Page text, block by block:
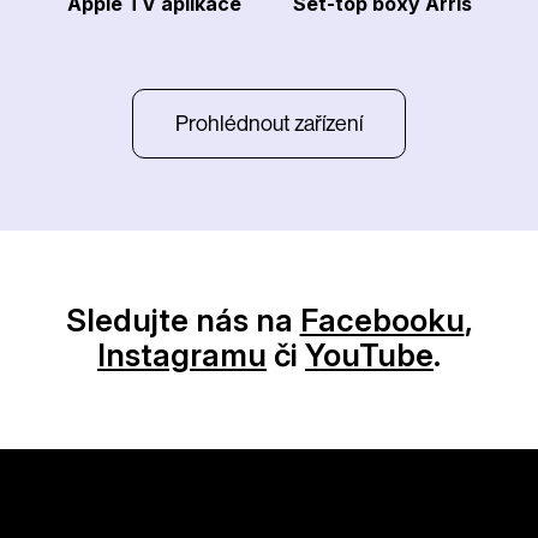
Prohlédnout zařízení
Sledujte nás na Facebooku,
Instagramu či YouTube.